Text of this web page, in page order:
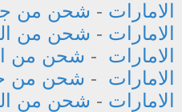
الامارات - شحن من
الامارات - شحن من
الامارات - شحن من
الامارات - شحن من
الامارات - شحن من